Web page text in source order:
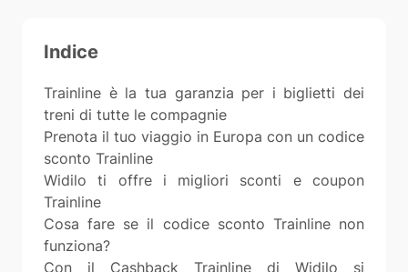
Indice
Trainline è la tua garanzia per i biglietti dei
treni di tutte le compagnie
Prenota il tuo viaggio in Europa con un codice
sconto Trainline
Widilo ti offre i migliori sconti e coupon
Trainline
Cosa fare se il codice sconto Trainline non
funziona?
Con il Cashback Trainline di Widilo si